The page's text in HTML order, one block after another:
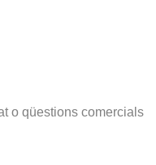
o qüestions comercials